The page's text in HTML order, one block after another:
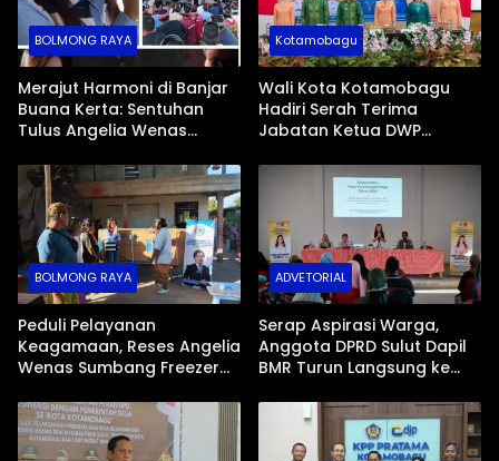
BOLMONG RAYA
Merajut Harmoni di Banjar
Buana Kerta: Sentuhan
Tulus Angelia Wenas
Mopugad
Kotamobagu
Wali Kota Kotamobagu
Hadiri Serah Terima
Jabatan Ketua DWP
BOLMONG RAYA
Peduli Pelayanan
Keagamaan, Reses Angelia
Wenas Sumbang Freezer
di Mopugad Bolmong
ADVETORIAL
Serap Aspirasi Warga,
Anggota DPRD Sulut Dapil
BMR Turun Langsung ke